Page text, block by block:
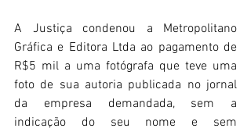
A Justiça condenou a Metropolitano
Gráfica e Editora Ltda ao pagamento de
R$5 mil a uma fotógrafa que teve uma
foto de sua autoria publicada no jornal
da empresa demandada, sem a
indicação do seu nome e sem